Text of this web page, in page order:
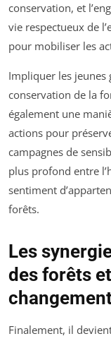
conservation, et
vie respectueux de
pour mobiliser les
Impliquer les jeunes
conservation de la
également une
actions pour
campagnes de
plus profond entre
sentiment
forêts.
Les
des forêts
Finalement, il